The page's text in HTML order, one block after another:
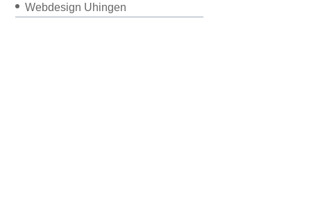
Webdesign Uhingen